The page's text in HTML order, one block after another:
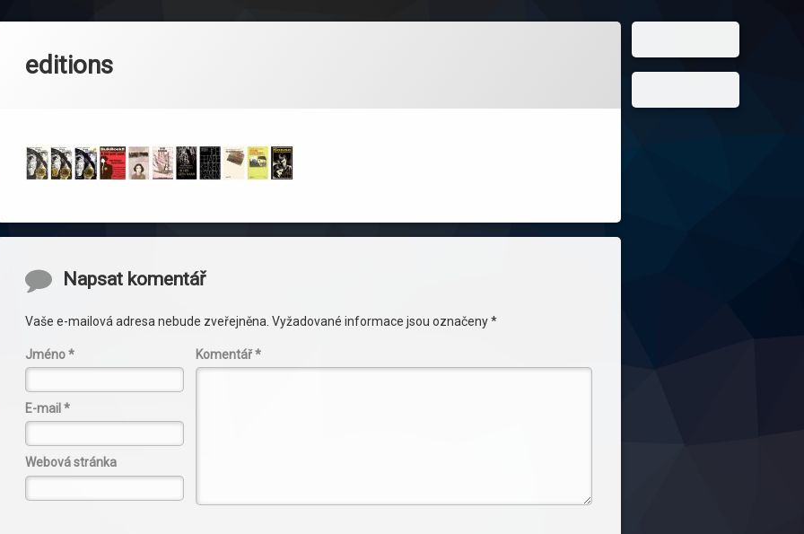
editions
Komentáře
Napsat komentář
Vaše e-mailová adresa nebude zveřejněna. Vyžadované informace jsou označeny*
Komentář*
Jméno*
E-mail *
Webová stránka